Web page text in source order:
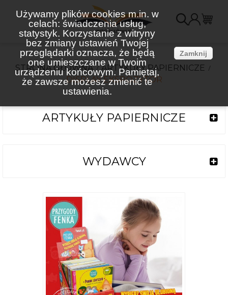
Używamy plików cookies m.in. w
celach: świadczenia usług,
statystyk. Korzystanie z witryny
bez zmiany ustawień Twojej
przeglądarki oznacza, że będą
one umieszczane w Twoim
urządzeniu końcowym. Pamiętaj,
że zawsze możesz zmienić te
ustawienia.
Zamknij
STRONA GŁÓWNA
ARTYKUŁY PAPIERNICZE
DISPLAY EKSPOZYTOR
ARTYKUŁY PAPIERNICZE
WYDAWCY